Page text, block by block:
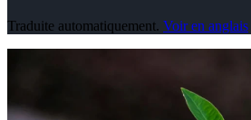
Traduite automatiquement. Voir en anglais